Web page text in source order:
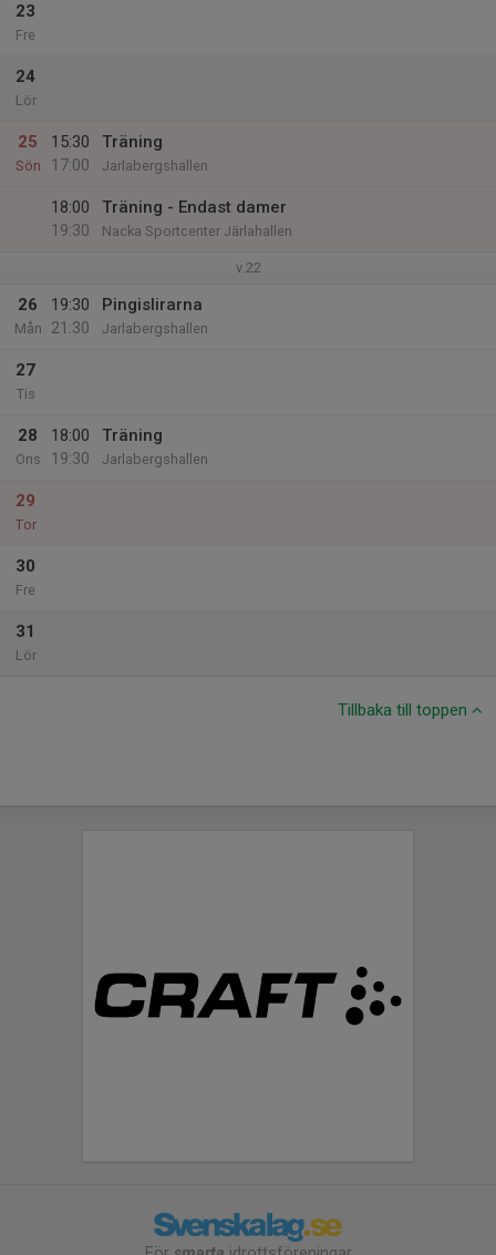
23
Fre
24
Lör
25
Sön
15:30
17:00
Träning
Jarlabergshallen
18:00
19:30
Träning - Endast damer
Nacka Sportcenter Järlahallen
v.22
26
Mån
19:30
21:30
Pingislirarna
Jarlabergshallen
27
Tis
28
Ons
18:00
19:30
Träning
Jarlabergshallen
29
Tor
30
Fre
31
Lör
Tillbaka till toppen